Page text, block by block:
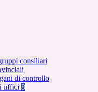
consiliari
di controllo
uffici 8